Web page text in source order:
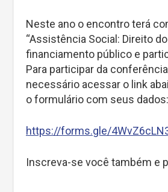
Neste ano o encontro terá
“Assistência Social: Direito
financiamento público e
Para participar da
necessário acessar o link
o formulário com seus dados:
https://forms.gle/
Inscreva-se você também e